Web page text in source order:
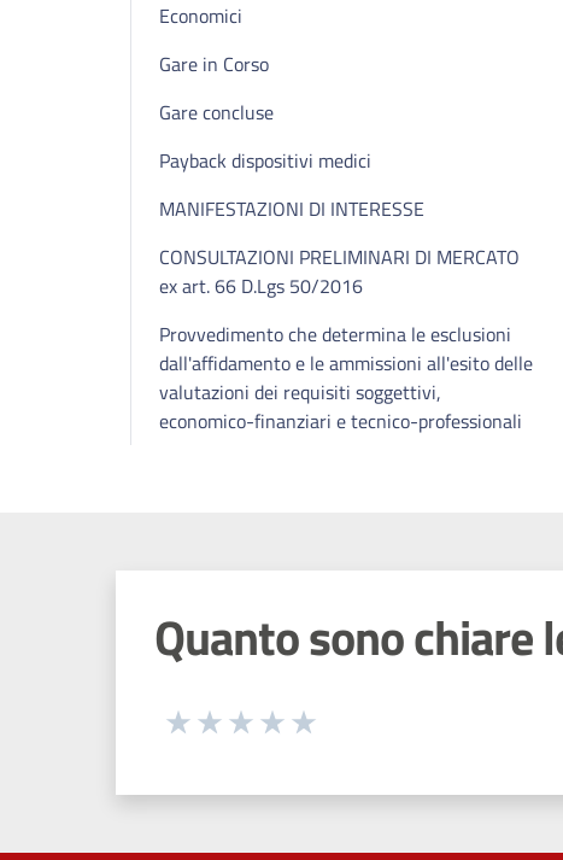
Economici
Gare in Corso
Gare concluse
Payback dispositivi medici
MANIFESTAZIONI DI INTERESSE
CONSULTAZIONI PRELIMINARI DI MERCATO
ex art. 66 D.Lgs 50/2016
Provvedimento che determina le esclusioni
dall'affidamento e le ammissioni all'esito delle
valutazioni dei requisiti soggettivi,
economico-finanziari e tecnico-professionali
Quanto sono chiare
Seleziona una valutazione da 1 a 5